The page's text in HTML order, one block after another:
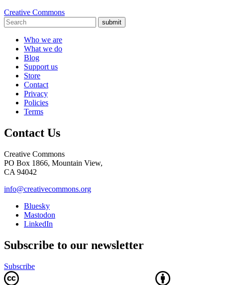
Creative Commons
submit
Who we are
What we do
Blog
Support us
Store
Contact
Privacy
Policies
Terms
Contact Us
Creative Commons
PO Box 1866, Mountain View,
CA 94042
info@creativecommons.org
Bluesky
Mastodon
LinkedIn
Subscribe to our newsletter
Subscribe